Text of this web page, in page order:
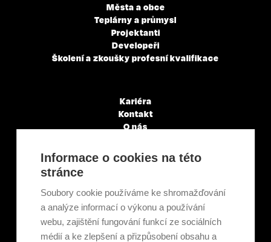
Města a obce
Teplárny a průmysl
Projektanti
Developeři
Školení a zkoušky profesní kvalifikace
Kariéra
Kontakt
O nás
Články a novinky
GDPR & Cookies
Ekologická recyklace
Projekty EU
Intranet - Přihlášení
Přihlášení
Informace o cookies na této
stránce
Soubory cookie používáme ke shromažďování
a analýze informací o výkonu a používání
webu, zajištění fungování funkcí ze sociálních
médií a ke zlepšení a přizpůsobení obsahu a